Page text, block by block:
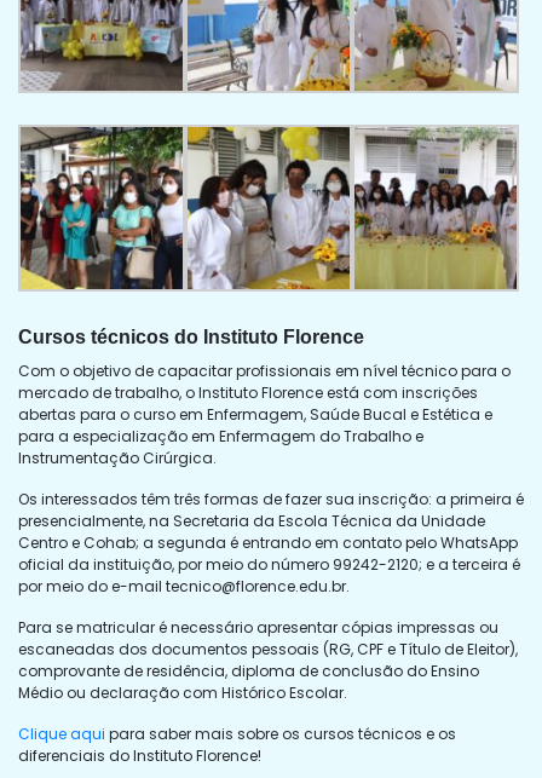
Cursos técnicos do Instituto Florence
Com o objetivo de capacitar profissionais em nível técnico para o
mercado de trabalho, o Instituto Florence está com inscrições
abertas para o curso em Enfermagem, Saúde Bucal e Estética e
para a especialização em Enfermagem do Trabalho e
Instrumentação Cirúrgica.
Os interessados têm três formas de fazer sua inscrição: a primeira é
presencialmente, na Secretaria da Escola Técnica da Unidade
Centro e Cohab; a segunda é entrando em contato pelo WhatsApp
oficial da instituição, por meio do número 99242-2120; e a terceira é
por meio do e-mail tecnico@florence.edu.br.
Para se matricular é necessário apresentar cópias impressas ou
escaneadas dos documentos pessoais (RG, CPF e Título de Eleitor),
comprovante de residência, diploma de conclusão do Ensino
Médio ou declaração com Histórico Escolar.
Clique aqui para saber mais sobre os cursos técnicos e os
diferenciais do Instituto Florence!